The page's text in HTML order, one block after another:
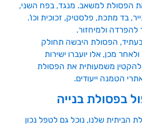
את הפסולת למשאב. מנגד, בפח השני,
בד מתכת, פלסטיק, זכוכית וכו'.
ולמיחזור.
הפסולת היבשה תחולק
מכן, אלו יועברו ישירות
להקטין משמעותית את הפסולת
הטמנה ייעודים.
בפסולת בנייה
הביתית שלנו, נוכל גם לטפל נכון